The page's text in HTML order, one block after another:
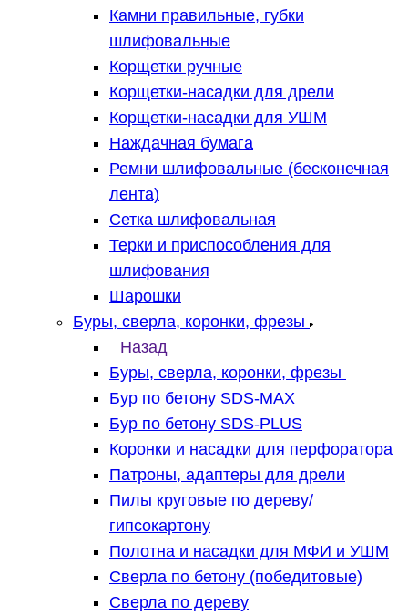
Камни правильные, губки
шлифовальные
Корщетки ручные
Корщетки-насадки для дрели
Корщетки-насадки для УШМ
Наждачная бумага
Ремни шлифовальные (бесконечная
лента)
Сетка шлифовальная
Терки и приспособления для
шлифования
Шарошки
Буры, сверла, коронки, фрезы
Назад
Буры, сверла, коронки, фрезы
Бур по бетону SDS-MAX
Бур по бетону SDS-PLUS
Коронки и насадки для перфоратора
Патроны, адаптеры для дрели
Пилы круговые по дереву/
гипсокартону
Полотна и насадки для МФИ и УШМ
Сверла по бетону (победитовые)
Сверла по дереву